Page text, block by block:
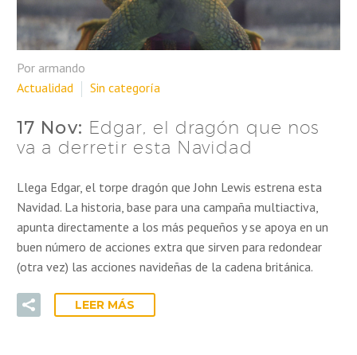
Por armando
Actualidad
Sin categoría
17 Nov: Edgar, el dragón que nos
va a derretir esta Navidad
Llega Edgar, el torpe dragón que John Lewis estrena esta
Navidad. La historia, base para una campaña multiactiva,
apunta directamente a los más pequeños y se apoya en un
buen número de acciones extra que sirven para redondear
(otra vez) las acciones navideñas de la cadena británica.
LEER MÁS